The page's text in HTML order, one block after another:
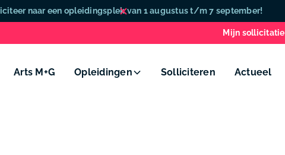
naar een opleidingsplek van 1 augustus t/m 7 september!
Mijn sollicitatie
Arts M+G Opleidingen Solliciteren Actueel